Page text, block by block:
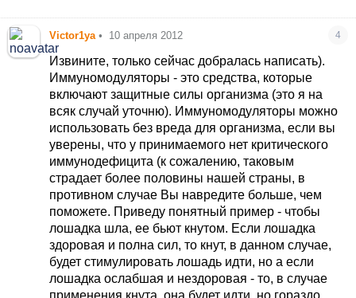
Victor1ya • 10 апреля 2012 4
Извините, только сейчас добралась написать).
Иммуномодуляторы - это средства, которые
включают защитные силы организма (это я на
всяк случай уточню). Иммуномодуляторы можно
использовать без вреда для организма, если вы
уверены, что у принимаемого нет критического
иммунодефицита (к сожалению, таковым
страдает более половины нашей страны, в
противном случае Вы навредите больше, чем
поможете. Приведу понятный пример - чтобы
лошадка шла, ее бьют кнутом. Если лошадка
здоровая и полна сил, то кнут, в данном случае,
будет стимулировать лошадь идти, но а если
лошадка ослабшая и нездоровая - то, в случае